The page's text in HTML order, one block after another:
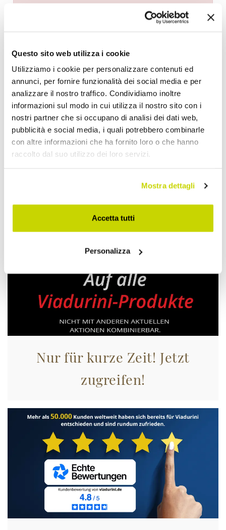
Questo sito web utilizza i cookie
Utilizziamo i cookie per personalizzare contenuti ed
annunci, per fornire funzionalità dei social media e per
analizzare il nostro traffico. Condividiamo inoltre
informazioni sul modo in cui utilizza il nostro sito con i
nostri partner che si occupano di analisi dei dati web,
pubblicità e social media, i quali potrebbero combinarle
con altre informazioni che ha fornito loro o che hanno
raccolto dal suo utilizzo dei loro servizi.
Mostra dettagli
Accetta tutti
Personalizza
Blumen Bilder
Nur für kurze Zeit! Jetzt
zugreifen!